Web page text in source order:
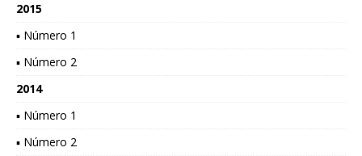
2015
▪ Número 1
▪ Número 2
2014
▪ Número 1
▪ Número 2